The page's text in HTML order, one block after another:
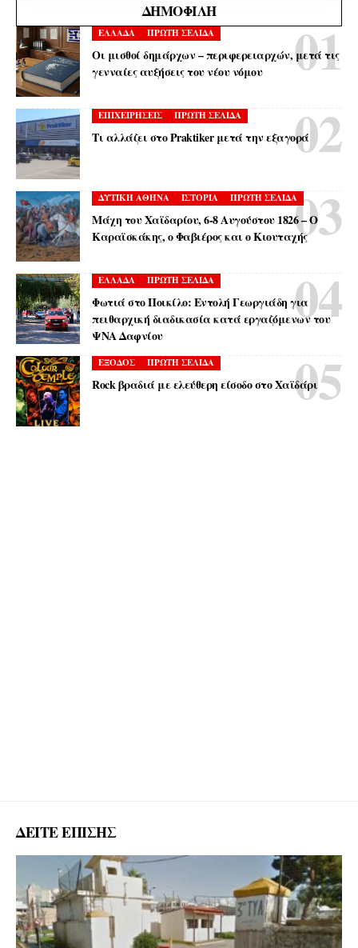
ΔΗΜΟΦΙΛΉ
ΕΛΛΑΔΑ ΠΡΩΤΗ ΣΕΛΙΔΑ
Οι μισθοί δημάρχων – περιφερειαρχών, μετά τις
γενναίες αυξήσεις του νέου νόμου
ΕΠΙΧΕΙΡΗΣΕΙΣ ΠΡΩΤΗ ΣΕΛΙΔΑ
Τι αλλάζει στο Praktiker μετά την εξαγορά
ΔΥΤΙΚΗ ΑΘΗΝΑ ΙΣΤΟΡΙΑ ΠΡΩΤΗ ΣΕΛΙΔΑ
Μάχη του Χαϊδαρίου, 6-8 Αυγούστου 1826 – Ο
Καραϊσκάκης, ο Φαβιέρος και ο Κιουταχής
ΕΛΛΑΔΑ ΠΡΩΤΗ ΣΕΛΙΔΑ
Φωτιά στο Ποικίλο: Εντολή Γεωργιάδη για
πειθαρχική διαδικασία κατά εργαζόμενων του
ΨΝΑ Δαφνίου
ΕΞΟΔΟΣ ΠΡΩΤΗ ΣΕΛΙΔΑ
Rock βραδιά με ελεύθερη είσοδο στο Χαϊδάρι
ΔΕΙΤΕ ΕΠΙΣΗΣ